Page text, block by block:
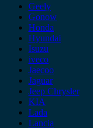
Geely
Gonow
Honda
Hyundai
Isuzu
iveco
Jaecoo
Jaguar
Jeep Chrysler
KIA
Lada
Lancia